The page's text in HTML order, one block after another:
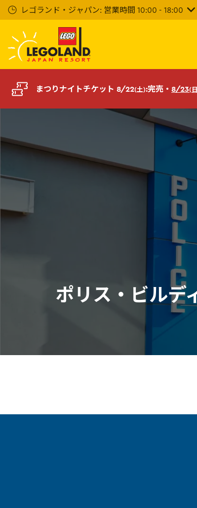
イ
レゴランド・ジャパン: 営業時間 10:00 - 18:00
まつりナイトチケット 8/22(土):完売・ 8/23(
ポリス・ビルデ